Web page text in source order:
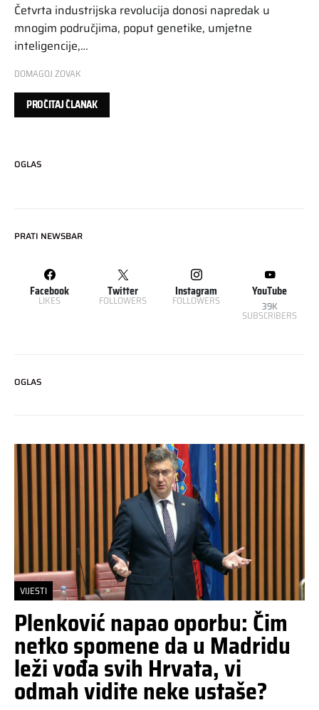
Četvrta industrijska revolucija donosi napredak u
mnogim područjima, poput genetike, umjetne
inteligencije,…
DOMAGOJ ZOVAK
PROČITAJ ČLANAK
OGLAS
PRATI NEWSBAR
Facebook
LIKES
Twitter
FOLLOWERS
Instagram
FOLLOWERS
YouTube
39K
SUBSCRIBERS
OGLAS
VIJESTI
Plenković napao oporbu: Čim
netko spomene da u Madridu
leži vođa svih Hrvata, vi
odmah vidite neke ustaše?